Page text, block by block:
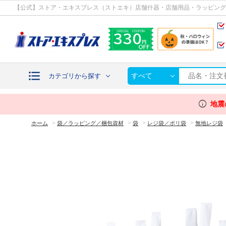
【公式】ストア・エキスプレス（ストエキ）店舗什器・店舗用品・ラッピン
カテゴリから探す すべて
info 地
ホーム > 袋／ラッピング／梱包資材 > 袋 > レジ袋／ポリ袋 > 無地レジ袋